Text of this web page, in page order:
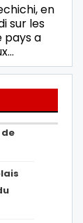
en
sur les
pays a